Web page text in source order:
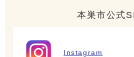
本巣市公式
Instagram